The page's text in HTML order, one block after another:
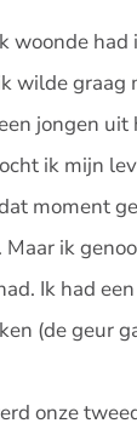
woonde
wilde graag
jongen
ik mijn
moment
Maar ik
Ik had
(de geur
onze